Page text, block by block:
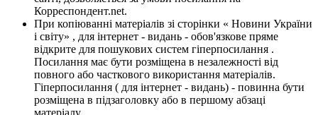
Корреспондент.net.
При копіюванні матеріалів зі сторінки « Новини України
і світу» , для інтернет - видань - обов'язкове пряме
відкрите для пошукових систем гіперпосилання .
Посилання має бути розміщена в незалежності від
повного або часткового використання матеріалів.
Гіперпосилання ( для інтернет - видань) - повинна бути
розміщена в підзаголовку або в першому абзаці
матеріалу.